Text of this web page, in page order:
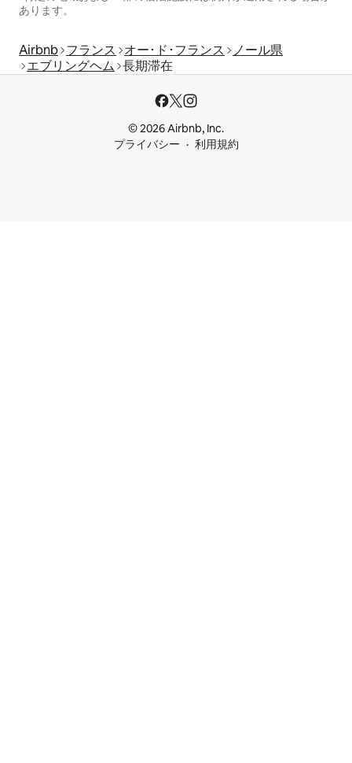
あります。
Airbnb フランス オー･ド･フランス
ノール県
エブリングヘム 長期滞在
© 2026 Airbnb, Inc.
プライバシー
利用規約